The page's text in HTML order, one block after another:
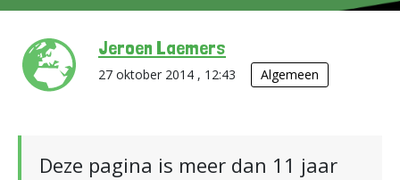
Jeroen Laemers
27 oktober 2014 , 12:43 Algemeen
Deze pagina is meer dan 11 jaar